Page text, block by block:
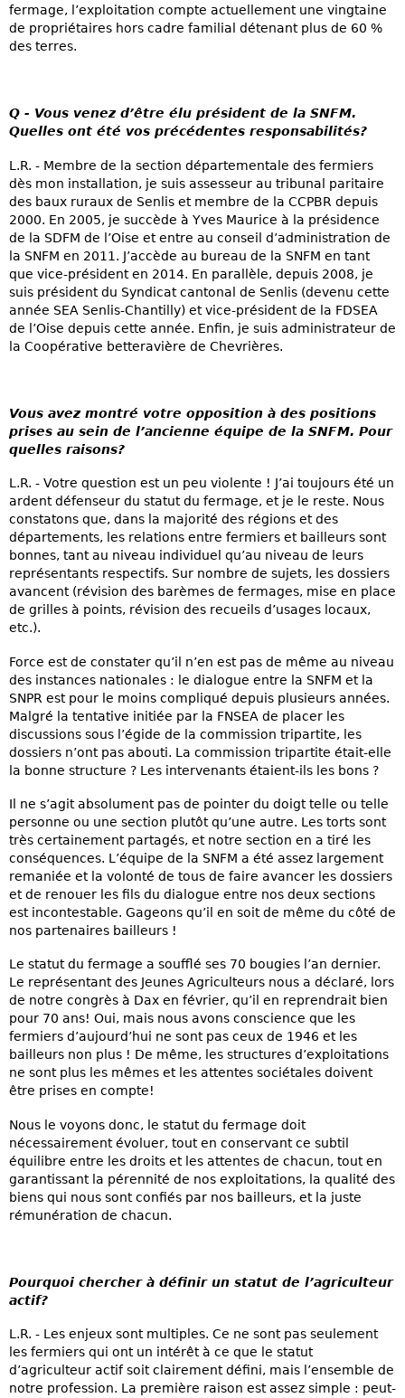
fermage, l’exploitation compte actuellement une vingtaine
de propriétaires hors cadre familial détenant plus de 60 %
des terres.
Q - Vous venez d’être élu président de la SNFM.
Quelles ont été vos précédentes responsabilités?
L.R. - Membre de la section départementale des fermiers
dès mon installation, je suis assesseur au tribunal paritaire
des baux ruraux de Senlis et membre de la CCPBR depuis
2000. En 2005, je succède à Yves Maurice à la présidence
de la SDFM de l’Oise et entre au conseil d’administration de
la SNFM en 2011. J’accède au bureau de la SNFM en tant
que vice-président en 2014. En parallèle, depuis 2008, je
suis président du Syndicat cantonal de Senlis (devenu cette
année SEA Senlis-Chantilly) et vice-président de la FDSEA
de l’Oise depuis cette année. Enfin, je suis administrateur de
la Coopérative betteravière de Chevrières.
Vous avez montré votre opposition à des positions
prises au sein de l’ancienne équipe de la SNFM. Pour
quelles raisons?
L.R. - Votre question est un peu violente ! J’ai toujours été un
ardent défenseur du statut du fermage, et je le reste. Nous
constatons que, dans la majorité des régions et des
départements, les relations entre fermiers et bailleurs sont
bonnes, tant au niveau individuel qu’au niveau de leurs
représentants respectifs. Sur nombre de sujets, les dossiers
avancent (révision des barèmes de fermages, mise en place
de grilles à points, révision des recueils d’usages locaux,
etc.).
Force est de constater qu’il n’en est pas de même au niveau
des instances nationales : le dialogue entre la SNFM et la
SNPR est pour le moins compliqué depuis plusieurs années.
Malgré la tentative initiée par la FNSEA de placer les
discussions sous l’égide de la commission tripartite, les
dossiers n’ont pas abouti. La commission tripartite était-elle
la bonne structure ? Les intervenants étaient-ils les bons ?
Il ne s’agit absolument pas de pointer du doigt telle ou telle
personne ou une section plutôt qu’une autre. Les torts sont
très certainement partagés, et notre section en a tiré les
conséquences. L’équipe de la SNFM a été assez largement
remaniée et la volonté de tous de faire avancer les dossiers
et de renouer les fils du dialogue entre nos deux sections
est incontestable. Gageons qu’il en soit de même du côté de
nos partenaires bailleurs !
Le statut du fermage a soufflé ses 70 bougies l’an dernier.
Le représentant des Jeunes Agriculteurs nous a déclaré, lors
de notre congrès à Dax en février, qu’il en reprendrait bien
pour 70 ans! Oui, mais nous avons conscience que les
fermiers d’aujourd’hui ne sont pas ceux de 1946 et les
bailleurs non plus ! De même, les structures d’exploitations
ne sont plus les mêmes et les attentes sociétales doivent
être prises en compte!
Nous le voyons donc, le statut du fermage doit
nécessairement évoluer, tout en conservant ce subtil
équilibre entre les droits et les attentes de chacun, tout en
garantissant la pérennité de nos exploitations, la qualité des
biens qui nous sont confiés par nos bailleurs, et la juste
rémunération de chacun.
Pourquoi chercher à définir un statut de l’agriculteur
actif?
L.R. - Les enjeux sont multiples. Ce ne sont pas seulement
les fermiers qui ont un intérêt à ce que le statut
d’agriculteur actif soit clairement défini, mais l’ensemble de
notre profession. La première raison est assez simple : peut-